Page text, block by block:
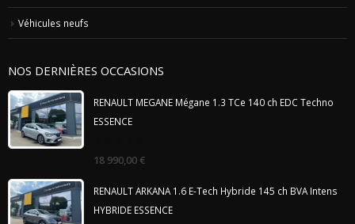
Véhicules neufs
NOS DERNIÈRES OCCASIONS
RENAULT MEGANE Mégane 1.3 TCe 140 ch EDC Techno
ESSENCE
out
18 990,00 €
RENAULT ARKANA 1.6 E-Tech Hybride 145 ch BVA Intens
HYBRIDE ESSENCE